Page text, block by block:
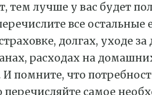
тем лучше у вас будет
все
долгах, уходе
расходах на
И помните, что
перечисляйте самое